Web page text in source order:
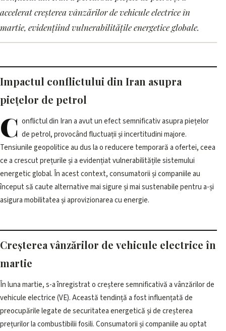
Conflictul din Iran perturbă
piețele de petrol și stimulează
vânzările de mașini electrice
în martie
1 iunie 2026, 12:01 · 3 min citire
accelerat creșterea vânzărilor de vehicule electrice în
martie, evidențiind vulnerabilitățile energetice globale.
Impactul conflictului din Iran asupra
piețelor de petrol
C onflictul din Iran a avut un efect semnificativ asupra piețelor
de petrol, provocând fluctuații și incertitudini majore.
Tensiunile geopolitice au dus la o reducere temporară a ofertei, ceea
ce a crescut prețurile și a evidențiat vulnerabilitățile sistemului
energetic global. În acest context, consumatorii și companiile au
început să caute alternative mai sigure și mai sustenabile pentru a-și
asigura mobilitatea și aprovizionarea cu energie.
Creșterea vânzărilor de vehicule electrice în
martie
În luna martie, s-a înregistrat o creștere semnificativă a vânzărilor de
vehicule electrice (VE). Această tendință a fost influențată de
preocupările legate de securitatea energetică și de creșterea
prețurilor la combustibilii fosili. Consumatorii și companiile au optat